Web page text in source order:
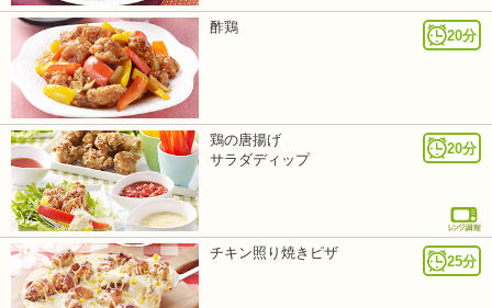
20分
酢鶏
20分
鶏の唐揚げ
サラダディップ
25分
チキン照り焼きピザ